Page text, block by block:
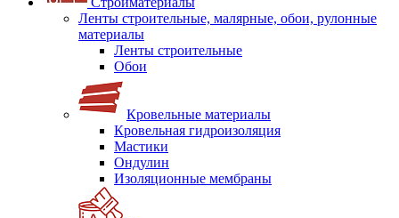
Ленты строительные, малярные, обои, рулонные
материалы
Ленты строительные
Обои
Кровельные материалы
Кровельная гидроизоляция
Мастики
Ондулин
Изоляционные мембраны